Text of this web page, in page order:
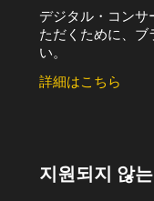
デジタル・コン
ただくために、ブ
い。
詳細はこちら
지원되지 않